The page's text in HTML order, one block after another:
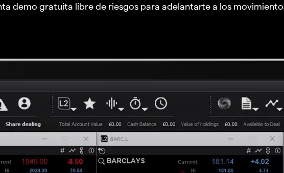
demo gratuita libre de riesgos para adelantarte a los